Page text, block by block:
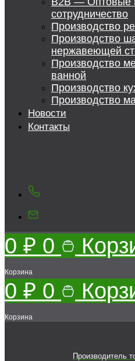
сотрудничество
Производство
Производство
нержавеющей
Производство
ванной
Производство
Производство
Новости
Контакты
0 ₽ 0
Корзина
0 ₽ 0
Корзина
Производитель